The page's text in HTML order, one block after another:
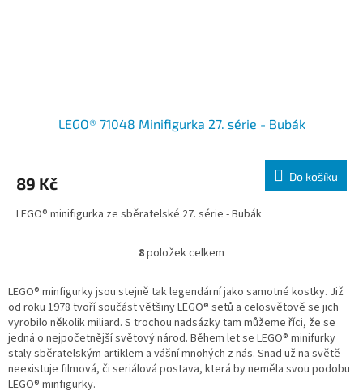
LEGO® 71048 Minifigurka 27. série - Bubák
89 Kč Do košíku
LEGO® minifigurka ze sběratelské 27. série - Bubák
O
l
á
d
a
c
í
8položek celkem
LEGO® minfigurky jsou stejně tak legendární jako samotné kostky. Již
od roku 1978 tvoří součást většiny LEGO® setů a celosvětově se jich
vyrobilo několik miliard. S trochou nadsázky tam můžeme říci, že se
jedná o nejpočetnější světový národ. Během let se LEGO® minifurky
staly sběratelským artiklem a vášní mnohých z nás. Snad už na světě
neexistuje filmová, či seriálová postava, která by neměla svou podobu
LEGO® minfigurky.